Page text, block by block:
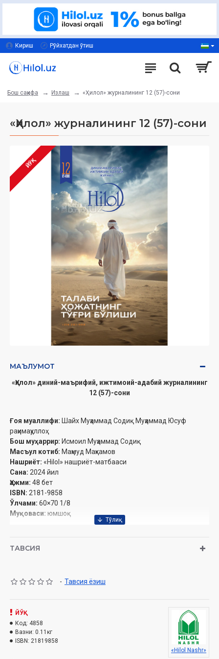
Кириш Рўйхатдан ўтиш
Бош саҳифа Излаш «Ҳилол» журналининг 12 (57)-сони
«Ҳилол» журналининг 12 (57)-сони
ЙЎҚ
МАЪЛУМОТ
«Ҳилол» диний-маърифий, ижтимоий-адабий журналининг
12 (57)-сони
Ғоя муаллифи: Шайх Муҳаммад Содиқ Муҳаммад Юсуф
раҳимаҳуллоҳ
Бош муҳаррир: Исмоил Муҳаммад Содиқ
Масъул котиб: Маҳмуд Маҳкамов
Нашриёт: «Hilol» нашриёт-матбааси‎
Сана: 2024 йил
Ҳажми: 48 бет‎
ISBN: 2181-9858
Ўлчами: 60×70 1/8
Муқоваси: юмшоқ
Тафсир
У Расулни юборган Зотдир
Ҳадис шарҳи
ТАВСИЯ
- Тавсия ёзиш
ЙЎҚ
Код: 4858
Вазни: 0.11кг
ISBN: 21819858
«Hilol Nashr»